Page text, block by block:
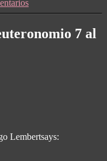
7 al
Lembertsays: